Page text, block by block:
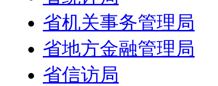
省机关事务管理局
省地方金融管理局
省信访局